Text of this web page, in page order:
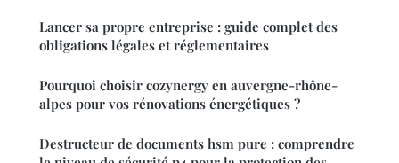
Lancer sa propre entreprise : guide complet des
obligations légales et réglementaires
Pourquoi choisir cozynergy en auvergne-rhône-
alpes pour vos rénovations énergétiques ?
Destructeur de documents hsm pure : comprendre